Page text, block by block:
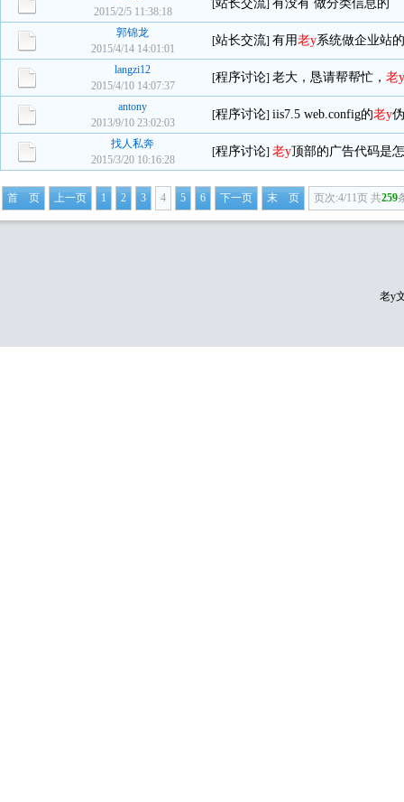
2015/2/5 11:38:18
[站长交流] 有没有 做分类信息的
郭锦龙
2015/4/14 14:01:01
[站长交流] 有用老y系统做企业站
langzi12
2015/4/10 14:07:37
[程序讨论] 老大，恳请帮帮忙， 老y
antony
2013/9/10 23:02:03
[程序讨论] iis7.5 web.config的老y
找人私奔
2015/3/20 10:16:28
[程序讨论] 老y顶部的广告代码是
首 页 上一页 1 2 3 4 5 6 下一页 末 页 页次:4/11页 共259
老y